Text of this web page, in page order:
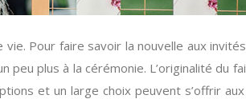
Pour faire savoir la nouvelle aux
plus à la cérémonie. L’originalité du
et un large choix peuvent s’offrir